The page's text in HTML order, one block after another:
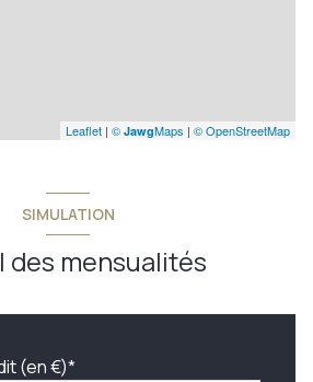
Leaflet | © JawgMaps | © OpenStreetMap
SIMULATION
des mensualités
(en €)*